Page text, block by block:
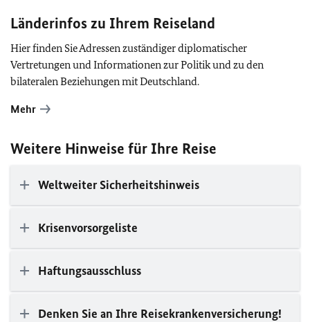
Länderinfos zu Ihrem Reiseland
Hier finden Sie Adressen zuständiger diplomatischer
Vertretungen und Informationen zur Politik und zu den
bilateralen Beziehungen mit Deutschland.
Mehr
Weitere Hinweise für Ihre Reise
Weltweiter Sicherheitshinweis
Krisenvorsorgeliste
Haftungsausschluss
Denken Sie an Ihre Reisekrankenversicherung!